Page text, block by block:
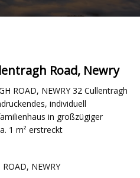
Road, Newry
ROAD, NEWRY 32 Cullentragh
individuell
in großzügiger
1 m² erstreckt
NEWRY